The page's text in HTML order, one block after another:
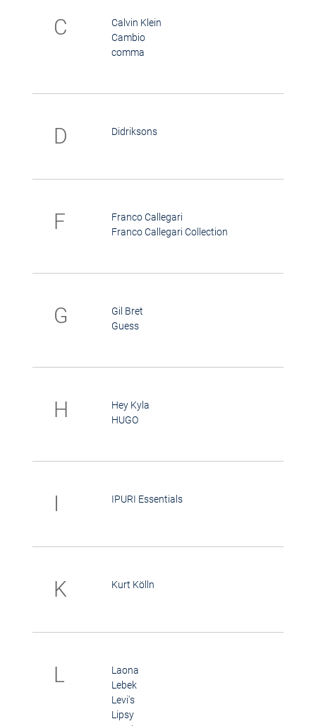
C
Calvin Klein
Cambio
comma
D Didriksons
F
Franco Callegari
Franco Callegari Collection
G
Gil Bret
Guess
H
Hey Kyla
HUGO
I IPURI Essentials
K Kurt Kölln
L
Laona
Lebek
Levi's
Lipsy